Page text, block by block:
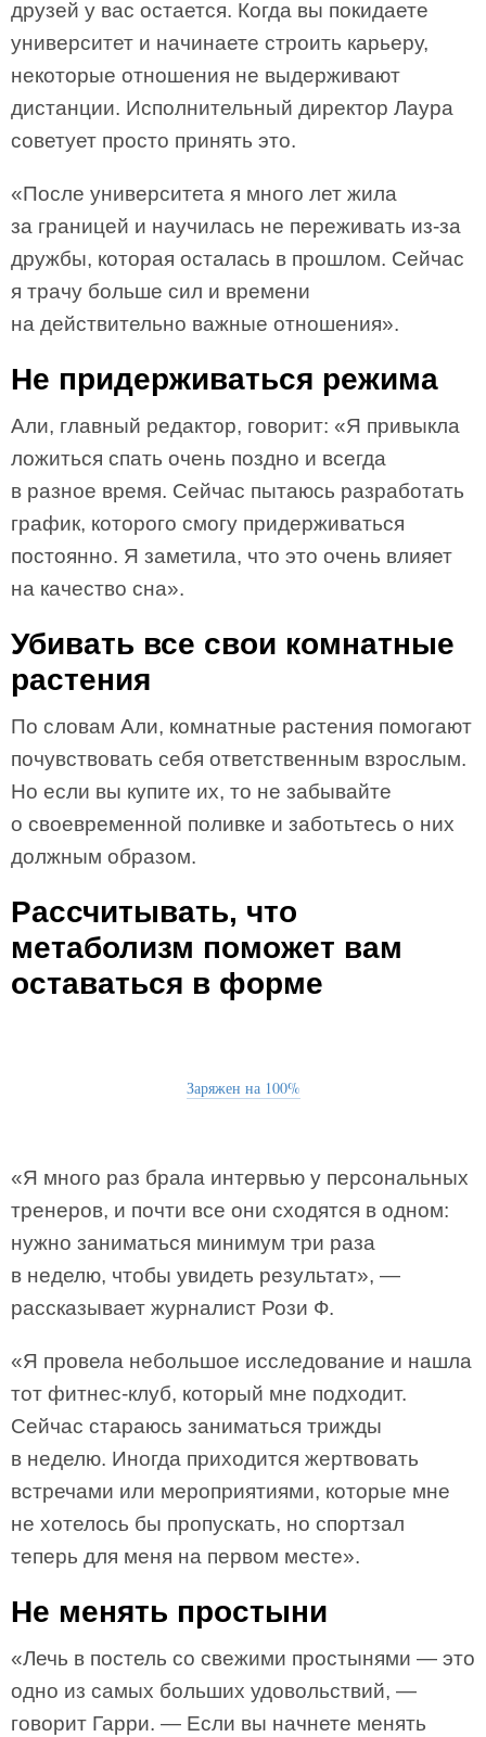
друзей у вас остается. Когда вы покидаете
университет и начинаете строить карьеру,
некоторые отношения не выдерживают
дистанции. Исполнительный директор Лаура
советует просто принять это.
«После университета я много лет жила
за границей и научилась не переживать из-за
дружбы, которая осталась в прошлом. Сейчас
я трачу больше сил и времени
на действительно важные отношения».
Не придерживаться режима
Али, главный редактор, говорит: «Я привыкла
ложиться спать очень поздно и всегда
в разное время. Сейчас пытаюсь разработать
график, которого смогу придерживаться
постоянно. Я заметила, что это очень влияет
на качество сна».
Убивать все свои комнатные
растения
По словам Али, комнатные растения помогают
почувствовать себя ответственным взрослым.
Но если вы купите их, то не забывайте
о своевременной поливке и заботьтесь о них
должным образом.
Рассчитывать, что
метаболизм поможет вам
оставаться в форме
Заряжен на 100%
«Я много раз брала интервью у персональных
тренеров, и почти все они сходятся в одном:
нужно заниматься минимум три раза
в неделю, чтобы увидеть результат», —
рассказывает журналист Рози Ф.
«Я провела небольшое исследование и нашла
тот фитнес-клуб, который мне подходит.
Сейчас стараюсь заниматься трижды
в неделю. Иногда приходится жертвовать
встречами или мероприятиями, которые мне
не хотелось бы пропускать, но спортзал
теперь для меня на первом месте».
Не менять простыни
«Лечь в постель со свежими простынями — это
одно из самых больших удовольствий, —
говорит Гарри. — Если вы начнете менять